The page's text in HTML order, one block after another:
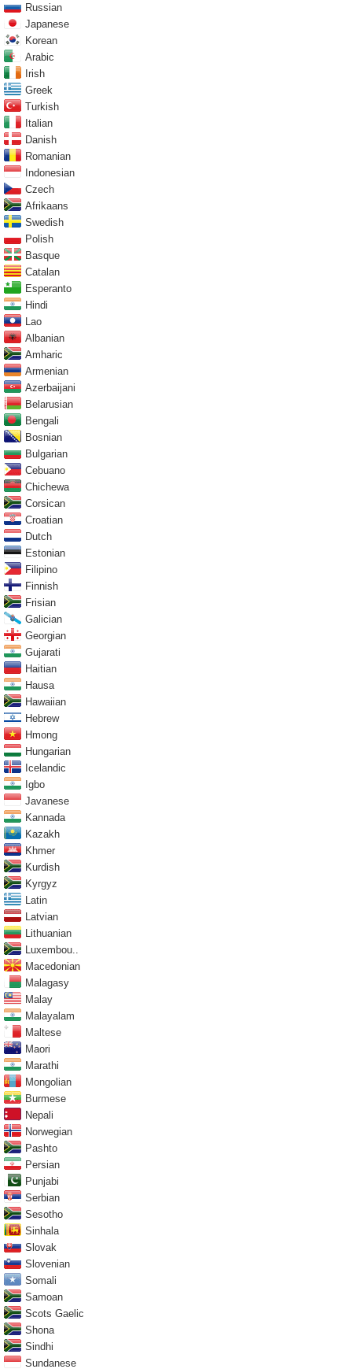
Russian
Japanese
Korean
Arabic
Irish
Greek
Turkish
Italian
Danish
Romanian
Indonesian
Czech
Afrikaans
Swedish
Polish
Basque
Catalan
Esperanto
Hindi
Lao
Albanian
Amharic
Armenian
Azerbaijani
Belarusian
Bengali
Bosnian
Bulgarian
Cebuano
Chichewa
Corsican
Croatian
Dutch
Estonian
Filipino
Finnish
Frisian
Galician
Georgian
Gujarati
Haitian
Hausa
Hawaiian
Hebrew
Hmong
Hungarian
Icelandic
Igbo
Javanese
Kannada
Kazakh
Khmer
Kurdish
Kyrgyz
Latin
Latvian
Lithuanian
Luxembou..
Macedonian
Malagasy
Malay
Malayalam
Maltese
Maori
Marathi
Mongolian
Burmese
Nepali
Norwegian
Pashto
Persian
Punjabi
Serbian
Sesotho
Sinhala
Slovak
Slovenian
Somali
Samoan
Scots Gaelic
Shona
Sindhi
Sundanese